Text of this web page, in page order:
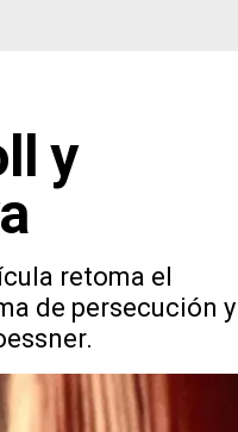
y
retoma el
de persecución y